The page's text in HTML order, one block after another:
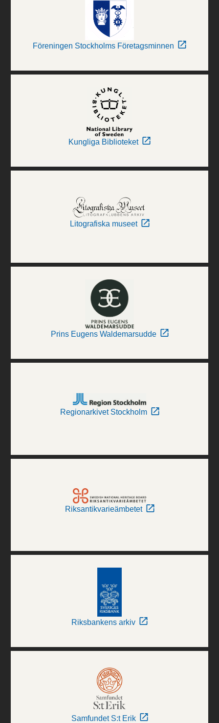
Föreningen Stockholms Företagsminnen
Kungliga Biblioteket
Litografiska museet
Prins Eugens Waldemarsudde
Regionarkivet Stockholm
Riksantikvarieämbetet
Riksbankens arkiv
Samfundet S:t Erik